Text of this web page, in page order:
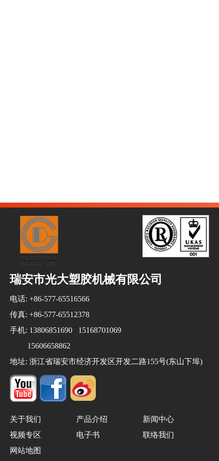
瑞安市光大塑胶机械有限公司
电话: +86-577-65516566
传真: +86-577-65512378
手机: 13806851690 15168701069
15606658862
地址: 浙江省瑞安市经济开发区开发二路155号(东山下埠)
关于我们 产品介绍
新闻中心
视频专区
电子书
联络我们
网站地图